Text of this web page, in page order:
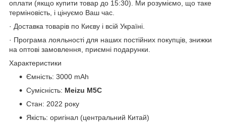
оплати (якщо купити товар до 15:30). Ми розуміємо, що таке
терміновість, і цінуємо Ваш час.
· Доставка товарів по Києву і всій Україні.
· Програма лояльності для наших постійних покупців, знижки
на оптові замовлення, приємні подарунки.
Характеристики
Ємність: 3000 mAh
Сумісність: Meizu M5C
Стан: 2022 року
Якість: оригінал (центральний Китай)